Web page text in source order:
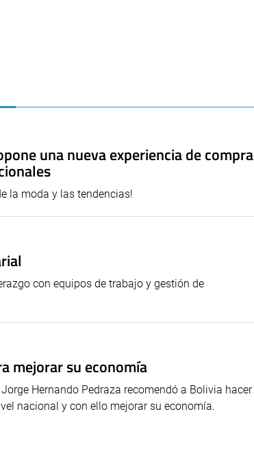
una nueva experiencia de compra
la moda y las tendencias!
con equipos de trabajo y gestión de
mejorar su economía
Hernando Pedraza recomendó a Bolivia hacer
nacional y con ello mejorar su economía.